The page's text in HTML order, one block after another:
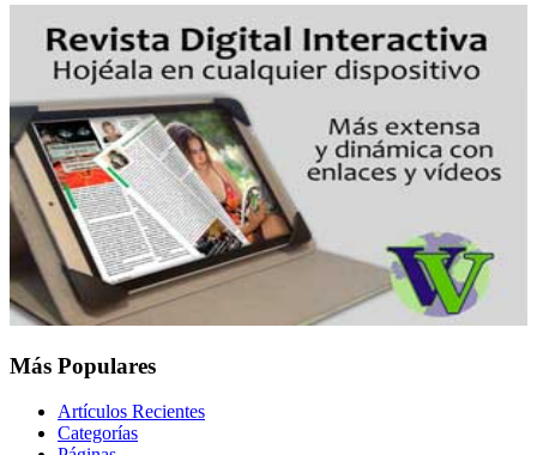
Más Populares
Artículos Recientes
Categorías